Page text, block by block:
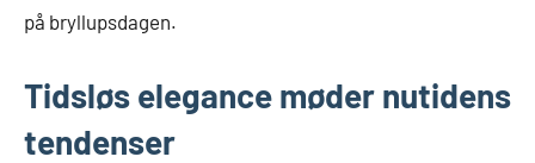
på bryllupsdagen.
Tidsløs elegance møder nutidens
tendenser